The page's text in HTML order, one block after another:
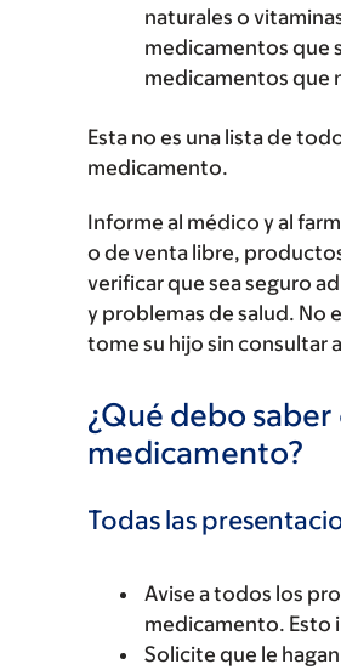
naturales o
medicamentos que
medicamentos que
Esta no es una lista de
medicamento.
Informe al médico y al
o de venta libre,
verificar que sea seguro
y problemas de salud. No
tome su hijo sin consultar
¿Qué debo
medicamento?
Todas las
Avise a todos los
medicamento. Esto
Solicite que le